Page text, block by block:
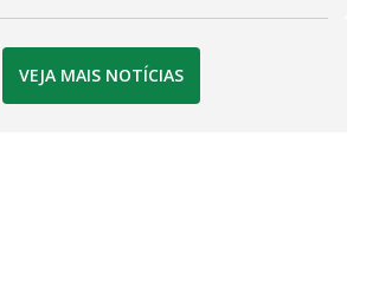
VEJA MAIS NOTÍCIAS